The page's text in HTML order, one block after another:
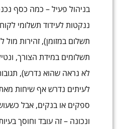
בניהול פעיל – כמה כסף
ננקטות לעידוד תשלומי
תשלום במזומן), זהירות מול
תשלומים במידת הצורך,
לא נראה שהוא נדרש),
לעיתים נדרש אף שיחות
ספקים או בנקים, אבל
ונכונה – זה עובד וחוסך